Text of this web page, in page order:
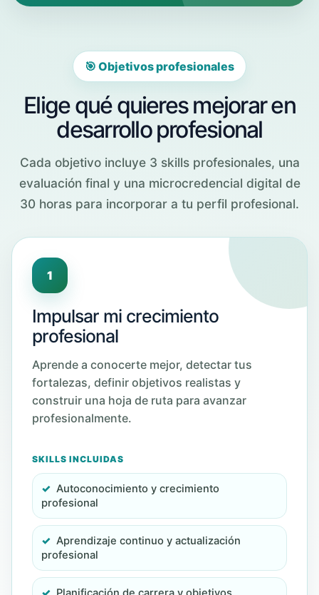
🎯 Objetivos profesionales
Elige qué quieres mejorar en
desarrollo profesional
Cada objetivo incluye 3 skills profesionales, una
evaluación final y una microcredencial digital de
30 horas para incorporar a tu perfil profesional.
1
Impulsar mi crecimiento
profesional
Aprende a conocerte mejor, detectar tus
fortalezas, definir objetivos realistas y
construir una hoja de ruta para avanzar
profesionalmente.
SKILLS INCLUIDAS
Autoconocimiento y crecimiento
profesional
Aprendizaje continuo y actualización
profesional